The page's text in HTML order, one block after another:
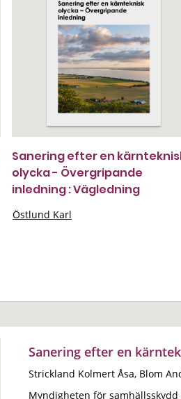
Sanering efter en
olycka - Övergripande
inledning : Vägledning
Östlund Karl
Sanering efter en
Strickland Kolmert Åsa, Blom
Myndigheten för samhällsskydd